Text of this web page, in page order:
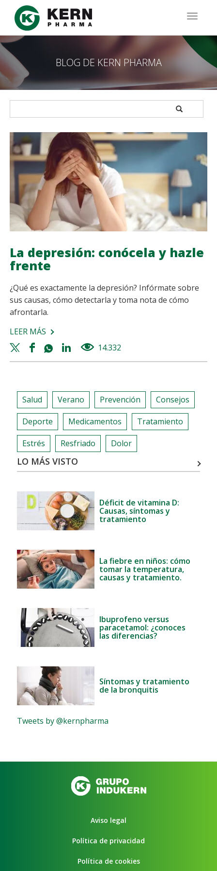
Pasar
contenido
principal
BLOG DE KERN PHARMA
APPLY
La depresión: conócela y hazle
frente
¿Qué es exactamente la depresión? Infórmate sobre
sus causas, cómo detectarla y toma nota de cómo
afrontarla.
LEER MÁS SOBRE
LA
DEPRESIÓN:
HAZLE
FRENTE
Twitter
share
Facebook
share
Whatsapp
share
Linkedin
share
14.332
Salud Verano Prevención Consejos
Deporte Medicamentos Tratamiento
Estrés Resfriado Dolor
LO MÁS VISTO
Déficit de vitamina D:
Causas, síntomas y
tratamiento
La fiebre en niños: cómo
tomar la temperatura,
causas y tratamiento.
Ibuprofeno versus
paracetamol: ¿conoces
las diferencias?
Síntomas y tratamiento
de la bronquitis
Tweets by @kernpharma
Aviso legal
Política de privacidad
Política de cookies